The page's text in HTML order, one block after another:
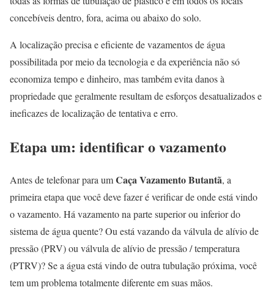
concebíveis dentro, fora, acima ou abaixo do solo.
A localização precisa e eficiente de vazamentos de água
possibilitada por meio da tecnologia e da experiência não só
economiza tempo e dinheiro, mas também evita danos à
propriedade que geralmente resultam de esforços desatualizados e
ineficazes de localização de tentativa e erro.
Etapa um: identificar o vazamento
Antes de telefonar para umCaça Vazamento Butantã, a
primeira etapa que você deve fazer é verificar de onde está vindo
o vazamento. Há vazamento na parte superior ou inferior do
sistema de água quente? Ou está vazando da válvula de alívio de
pressão (PRV) ou válvula de alívio de pressão / temperatura
(PTRV)? Se a água está vindo de outra tubulação próxima, você
tem um problema totalmente diferente em suas mãos.